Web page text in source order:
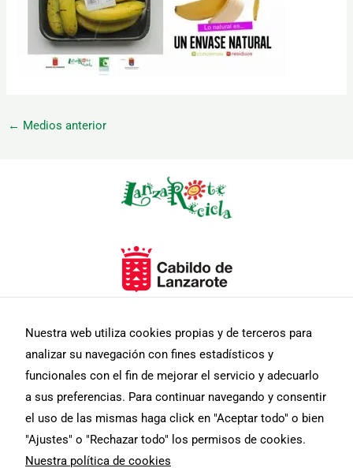
← Medios anterior
Nuestra web utiliza cookies propias y de terceros para
analizar su navegación con fines estadísticos y
funcionales con el fin de mejorar el servicio y adecuarlo
a sus preferencias. Para continuar navegando y consentir
el uso de las mismas haga click en "Aceptar todo" o bien
"Ajustes" o "Rechazar todo" los permisos de cookies.
Nuestra política de cookies
Necesarias
Estas
cookies no
opcionales.
Son
necesarias
para que
web.